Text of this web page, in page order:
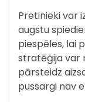
Pretinieki var
augstu
piespēles, lai
stratēģija var
pārsteidz
pussargi nav